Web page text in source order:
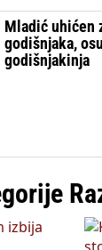
Mladić uhićen
godišnjaka,
godišnjakinja